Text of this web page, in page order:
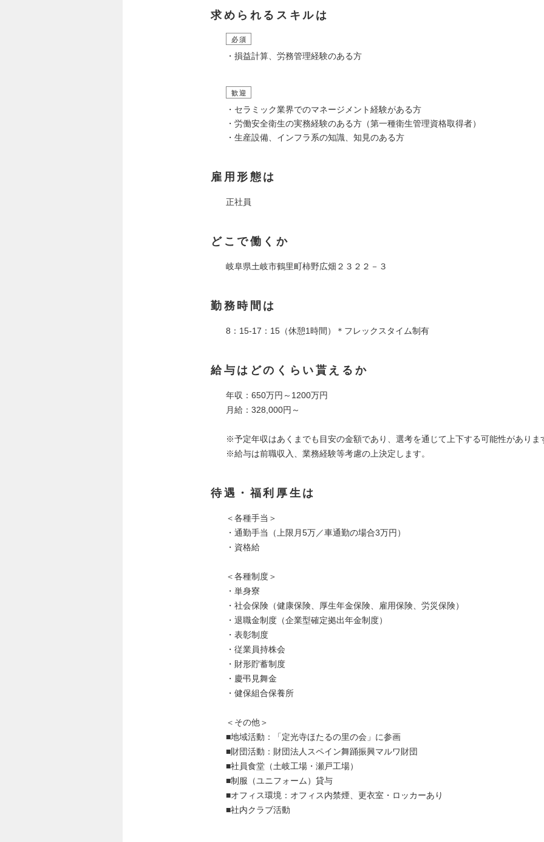
求められるスキルは
必須
・損益計算、労務管理経験のある方
歓迎
・セラミック業界でのマネージメント経験がある方
・労働安全衛生の実務経験のある方（第一種衛生管理資格取得者）
・生産設備、インフラ系の知識、知見のある方
雇用形態は
正社員
どこで働くか
岐阜県土岐市鶴里町柿野広畑２３２２－３
勤務時間は
8：15-17：15（休憩1時間）＊フレックスタイム制有
給与はどのくらい貰えるか
年収：650万円～1200万円
月給：328,000円～
※予定年収はあくまでも目安の金額であり、選考を通じて上下する可能性がありま
※給与は前職収入、業務経験等考慮の上決定します。
待遇・福利厚生は
＜各種手当＞
・通勤手当（上限月5万／車通勤の場合3万円）
・資格給
＜各種制度＞
・単身寮
・社会保険（健康保険、厚生年金保険、雇用保険、労災保険）
・退職金制度（企業型確定拠出年金制度）
・表彰制度
・従業員持株会
・財形貯蓄制度
・慶弔見舞金
・健保組合保養所
＜その他＞
■地域活動：「定光寺ほたるの里の会」に参画
■財団活動：財団法人スペイン舞踊振興マルワ財団
■社員食堂（土岐工場・瀬戸工場）
■制服（ユニフォーム）貸与
■オフィス環境：オフィス内禁煙、更衣室・ロッカーあり
■社内クラブ活動